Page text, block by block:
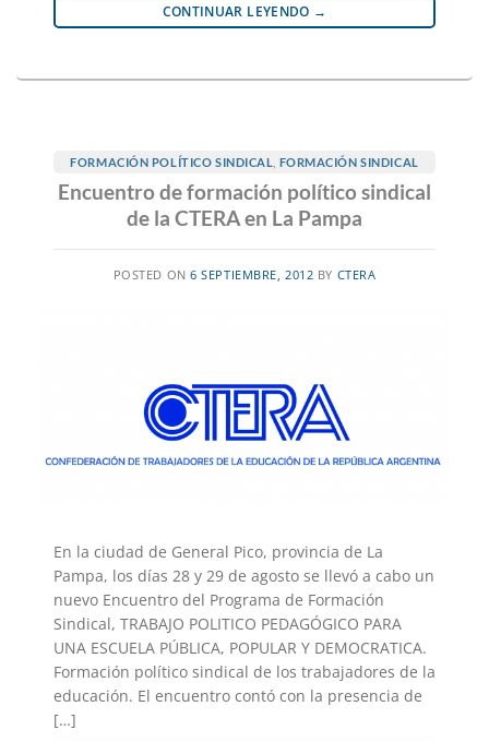
CONTINUAR LEYENDO →
FORMACIÓN POLÍTICO SINDICAL FORMACIÓN SINDICAL
Encuentro de formación político sindical
de la CTERA en La Pampa
POSTED ON6 SEPTIEMBRE, 2012 BY CTERA
En la ciudad de General Pico, provincia de La
Pampa, los días 28 y 29 de agosto se llevó a cabo un
nuevo Encuentro del Programa de Formación
Sindical, TRABAJO POLITICO PEDAGÓGICO PARA
UNA ESCUELA PÚBLICA, POPULAR Y DEMOCRATICA.
Formación político sindical de los trabajadores de la
educación. El encuentro contó con la presencia de
[…]